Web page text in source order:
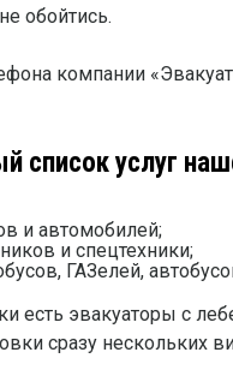
обойтись.
компании
список услуг
и автомобилей;
и спецтехники;
ГАЗелей,
есть эвакуаторы с
сразу нескольких